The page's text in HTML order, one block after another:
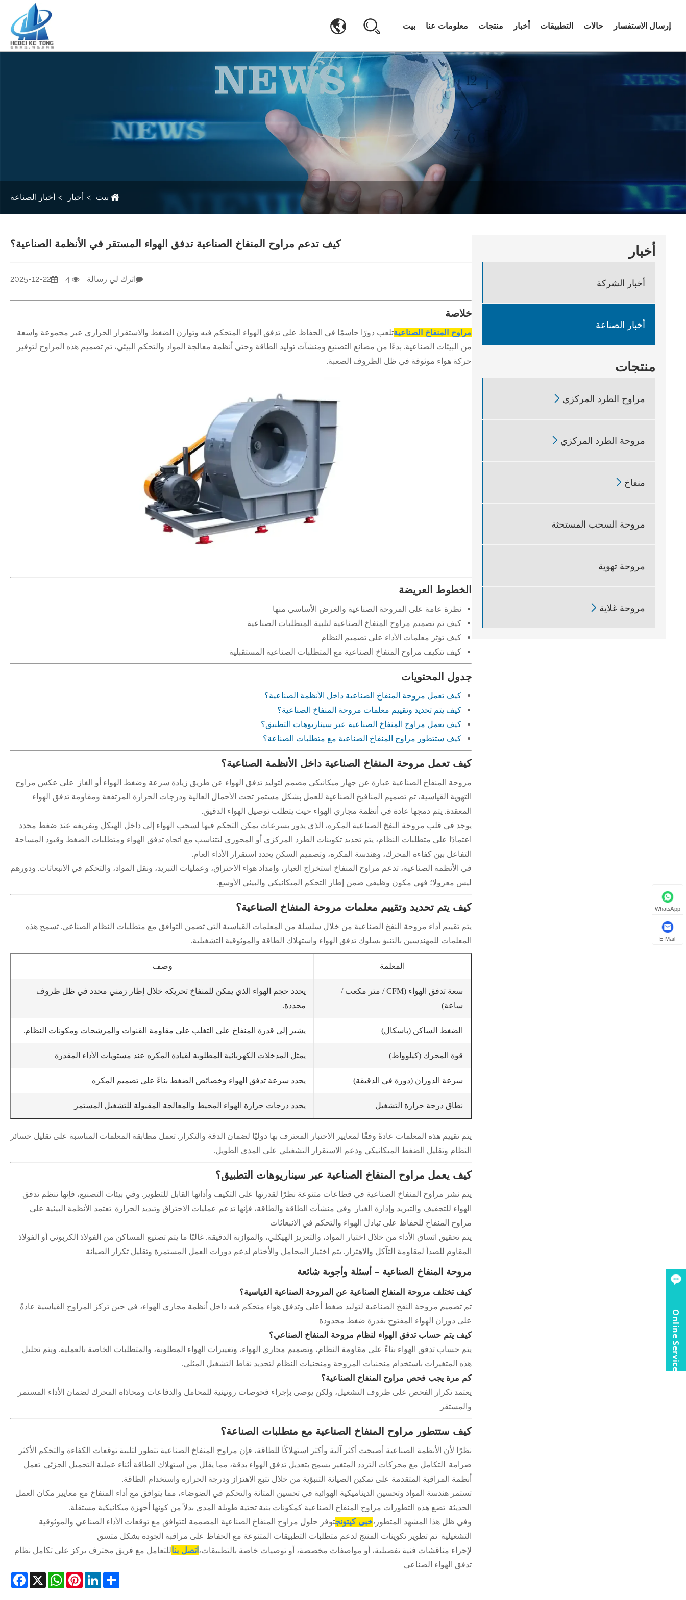
بيت معلومات عنا منتجات أخبار التطبيقات حالات إرسال الاستفسار
بيت أخبار أخبار الصناعة
أخبار
أخبار الشركة
أخبار الصناعة
منتجات
مراوح الطرد المركزي 
مروحة الطرد المركزي 
منفاخ 
مروحة السحب المستحثة
مروحة تهوية
مروحة غلاية 
كيف تدعم مراوح المنفاخ الصناعية تدفق الهواء المستقر في الأنظمة الصناعية؟
2025-12-22 اترك لي رسالة
خلاصة
مراوح المنفاخ الصناعيةتلعب دورًا حاسمًا في الحفاظ على تدفق الهواء المتحكم فيه وتوازن الضغط والاستقرار الحراري عبر مجموعة واسعة
من البيئات الصناعية. بدءًا من مصانع التصنيع ومنشآت توليد الطاقة وحتى أنظمة معالجة المواد والتحكم البيئي، تم تصميم هذه المراوح لتوفير
حركة هواء موثوقة في ظل الظروف الصعبة.
الخطوط العريضة
نظرة عامة على المروحة الصناعية والغرض الأساسي منها
كيف تم تصميم مراوح المنفاخ الصناعية لتلبية المتطلبات الصناعية
كيف تؤثر معلمات الأداء على تصميم النظام
كيف تتكيف مراوح المنفاخ الصناعية مع المتطلبات الصناعية المستقبلية
جدول المحتويات
كيف تعمل مروحة المنفاخ الصناعية داخل الأنظمة الصناعية؟
كيف يتم تحديد وتقييم معلمات مروحة المنفاخ الصناعية؟
كيف يعمل مراوح المنفاخ الصناعية عبر سيناريوهات التطبيق؟
كيف ستتطور مراوح المنفاخ الصناعية مع متطلبات الصناعة؟
كيف تعمل مروحة المنفاخ الصناعية داخل الأنظمة الصناعية؟
مروحة المنفاخ الصناعية عبارة عن جهاز ميكانيكي مصمم لتوليد تدفق الهواء عن طريق زيادة سرعة وضغط الهواء أو الغاز. على عكس مراوح
التهوية القياسية، تم تصميم المنافيخ الصناعية للعمل بشكل مستمر تحت الأحمال العالية ودرجات الحرارة المرتفعة ومقاومة تدفق الهواء
المعقدة. يتم دمجها عادة في أنظمة مجاري الهواء حيث يتطلب توصيل الهواء الدقيق.
يوجد في قلب مروحة النفخ الصناعية المكره، الذي يدور بسرعات يمكن التحكم فيها لسحب الهواء إلى داخل الهيكل وتفريغه عند ضغط محدد.
اعتمادًا على متطلبات النظام، يتم تحديد تكوينات الطرد المركزي أو المحوري لتتناسب مع اتجاه تدفق الهواء ومتطلبات الضغط وقيود المساحة.
التفاعل بين كفاءة المحرك، وهندسة المكره، وتصميم السكن يحدد استقرار الأداء العام.
في الأنظمة الصناعية، تدعم مراوح المنفاخ استخراج الغبار، وإمداد هواء الاحتراق، وعمليات التبريد، ونقل المواد، والتحكم في الانبعاثات. ودورهم
ليس معزولا؛ فهي مكون وظيفي ضمن إطار التحكم الميكانيكي والبيئي الأوسع.
كيف يتم تحديد وتقييم معلمات مروحة المنفاخ الصناعية؟
يتم تقييم أداء مروحة النفخ الصناعية من خلال سلسلة من المعلمات القياسية التي تضمن التوافق مع متطلبات النظام الصناعي. تسمح هذه
المعلمات للمهندسين بالتنبؤ بسلوك تدفق الهواء واستهلاك الطاقة والموثوقية التشغيلية.
المعلمة وصف
سعة تدفق الهواء (CFM / متر مكعب /
ساعة)
يحدد حجم الهواء الذي يمكن للمنفاخ تحريكه خلال إطار زمني محدد في ظل ظروف
محددة.
الضغط الساكن (باسكال) يشير إلى قدرة المنفاخ على التغلب على مقاومة القنوات والمرشحات ومكونات النظام.
قوة المحرك (كيلوواط) يمثل المدخلات الكهربائية المطلوبة لقيادة المكره عند مستويات الأداء المقدرة.
سرعة الدوران (دورة في الدقيقة) يحدد سرعة تدفق الهواء وخصائص الضغط بناءً على تصميم المكره.
نطاق درجة حرارة التشغيل يحدد درجات حرارة الهواء المحيط والمعالجة المقبولة للتشغيل المستمر.
يتم تقييم هذه المعلمات عادةً وفقًا لمعايير الاختبار المعترف بها دوليًا لضمان الدقة والتكرار. تعمل مطابقة المعلمات المناسبة على تقليل خسائر
النظام وتقليل الضغط الميكانيكي ودعم الاستقرار التشغيلي على المدى الطويل.
كيف يعمل مراوح المنفاخ الصناعية عبر سيناريوهات التطبيق؟
يتم نشر مراوح المنفاخ الصناعية في قطاعات متنوعة نظرًا لقدرتها على التكيف وأدائها القابل للتطوير. وفي بيئات التصنيع، فإنها تنظم تدفق
الهواء للتجفيف والتبريد وإدارة الغبار. وفي منشآت الطاقة والطاقة، فإنها تدعم عمليات الاحتراق وتبديد الحرارة. تعتمد الأنظمة البيئية على
مراوح المنفاخ للحفاظ على تبادل الهواء والتحكم في الانبعاثات.
يتم تحقيق اتساق الأداء من خلال اختيار المواد، والتعزيز الهيكلي، والموازنة الدقيقة. غالبًا ما يتم تصنيع المساكن من الفولاذ الكربوني أو الفولاذ
المقاوم للصدأ لمقاومة التآكل والاهتزاز. يتم اختيار المحامل والأختام لدعم دورات العمل المستمرة وتقليل تكرار الصيانة.
مروحة المنفاخ الصناعية – أسئلة وأجوبة شائعة
كيف تختلف مروحة المنفاخ الصناعية عن المروحة الصناعية القياسية؟
تم تصميم مروحة النفخ الصناعية لتوليد ضغط أعلى وتدفق هواء متحكم فيه داخل أنظمة مجاري الهواء، في حين تركز المراوح القياسية عادةً
على دوران الهواء المفتوح بقدرة ضغط محدودة.
كيف يتم حساب تدفق الهواء لنظام مروحة المنفاخ الصناعي؟
يتم حساب تدفق الهواء بناءً على مقاومة النظام، وتصميم مجاري الهواء، وتغييرات الهواء المطلوبة، والمتطلبات الخاصة بالعملية. ويتم تحليل
هذه المتغيرات باستخدام منحنيات المروحة ومنحنيات النظام لتحديد نقاط التشغيل المثلى.
كم مرة يجب فحص مراوح المنفاخ الصناعية؟
يعتمد تكرار الفحص على ظروف التشغيل، ولكن يوصى بإجراء فحوصات روتينية للمحامل والدفاعات ومحاذاة المحرك لضمان الأداء المستمر
والمستقر.
كيف ستتطور مراوح المنفاخ الصناعية مع متطلبات الصناعة؟
نظرًا لأن الأنظمة الصناعية أصبحت أكثر آلية وأكثر استهلاكًا للطاقة، فإن مراوح المنفاخ الصناعية تتطور لتلبية توقعات الكفاءة والتحكم الأكثر
صرامة. التكامل مع محركات التردد المتغير يسمح بتعديل تدفق الهواء بدقة، مما يقلل من استهلاك الطاقة أثناء عملية التحميل الجزئي. تعمل
أنظمة المراقبة المتقدمة على تمكين الصيانة التنبؤية من خلال تتبع الاهتزاز ودرجة الحرارة واستخدام الطاقة.
تستمر هندسة المواد وتحسين الديناميكية الهوائية في تحسين المتانة والتحكم في الضوضاء، مما يتوافق مع أداء المنفاخ مع معايير مكان العمل
الحديثة. تضع هذه التطورات مراوح المنفاخ الصناعية كمكونات بنية تحتية طويلة المدى بدلاً من كونها أجهزة ميكانيكية مستقلة.
وفي ظل هذا المشهد المتطور،خبى كيتونجتوفر حلول مراوح المنفاخ الصناعية المصممة لتتوافق مع توقعات الأداء الصناعي والموثوقية
التشغيلية. تم تطوير تكوينات المنتج لدعم متطلبات التطبيقات المتنوعة مع الحفاظ على مراقبة الجودة بشكل متسق.
لإجراء مناقشات فنية تفصيلية، أو مواصفات مخصصة، أو توصيات خاصة بالتطبيقات،اتصل بناللتعامل مع فريق محترف يركز على تكامل نظام
تدفق الهواء الصناعي.
X
WhatsAppPinterestLinkedInShare
WhatsApp
E-Mail
Online Service